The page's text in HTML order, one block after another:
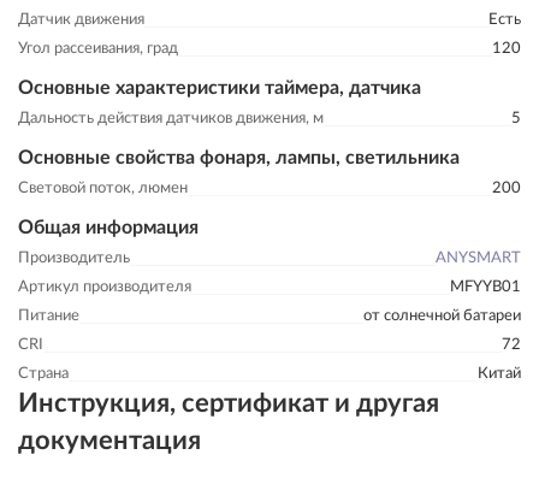
Датчик движения
Есть
Угол рассеивания, град
120
Основные характеристики таймера, датчика
Дальность действия датчиков движения, м 5
Основные свойства фонаря, лампы, светильника
Световой поток, люмен 200
Общая информация
Производитель
ANYSMART
Артикул производителя
MFYYB01
Питание
от солнечной батареи
CRI
72
Страна
Китай
Инструкция, сертификат и другая
документация